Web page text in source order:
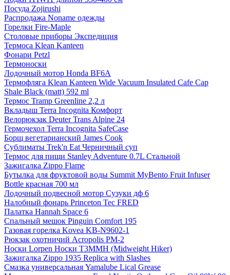
Посуда Zojirushi
Распродажа Noname одежды
Горелки Fire-Maple
Столовые приборы Экспедиция
Термоса Klean Kanteen
Фонари Petzl
Термоноски
Лодочный мотор Honda BF6A
Термофляга Klean Kanteen Wide Vacuum Insulated Cafe Cap
Shale Black (matt) 592 ml
Термос Tramp Greenline 2,2 л
Вкладыш Terra Incognita Комфорт
Велорюкзак Deuter Trans Alpine 24
Гермочехол Terra Incognita SafeCase
Борщ вегетарианский James Cook
Сублиматы Trek'n Eat Черничный суп
Термос для пищи Stanley Adventure 0.7L Стальной
Зажигалка Zippo Flame
Бутылка для фруктовой воды Summit MyBento Fruit Infuser
Bottle красная 700 мл
Лодочный подвесной мотор Сузуки дф 6
Налобный фонарь Princeton Tec FRED
Палатка Hannah Space 6
Спальный мешок Pinguin Comfort 195
Газовая горелка Kovea KB-N9602-1
Рюкзак охотничий Acropolis РМ-2
Носки Lorpen Носки T3MMH (Midweight Hiker)
Зажигалка Zippo 1935 Replica with Slashes
Смазка универсальная Yamalube Lical Grease